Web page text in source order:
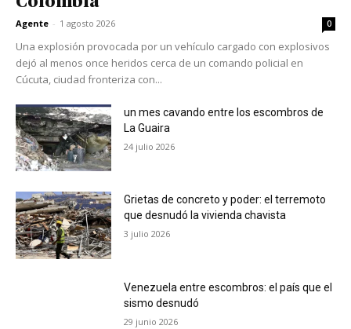
Agente - 1 agosto 2026 0
Una explosión provocada por un vehículo cargado con explosivos
dejó al menos once heridos cerca de un comando policial en
Cúcuta, ciudad fronteriza con...
un mes cavando entre los escombros de
La Guaira
24 julio 2026
Grietas de concreto y poder: el terremoto
que desnudó la vivienda chavista
3 julio 2026
Venezuela entre escombros: el país que el
sismo desnudó
29 junio 2026